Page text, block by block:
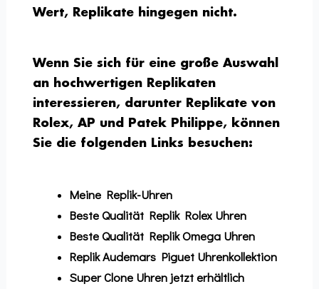
Wert, Replikate hingegen nicht.
Wenn Sie sich für eine große Auswahl
an hochwertigen Replikaten
interessieren, darunter Replikate von
Rolex, AP und Patek Philippe, können
Sie die folgenden Links besuchen:
Meine Replik-Uhren
Beste Qualität Replik Rolex Uhren
Beste Qualität Replik Omega Uhren
Replik Audemars Piguet Uhrenkollektion
Super Clone Uhren jetzt erhältlich